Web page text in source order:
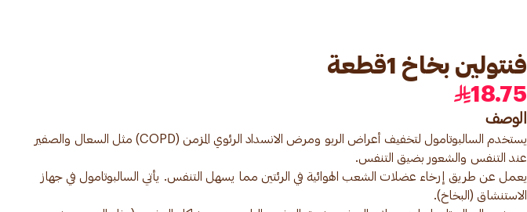
فنتولين بخاخ 1قطعة
18.75
الوصف
يستخدم السالبوتامول لتخفيف أعراض الربو ومرض الانسداد الرئوي المزمن (COPD) مثل السعال والصفير
يعمل عن طريق إرخاء عضلات الشعب الهوائية في الرئتين مما يسهل التنفس. يأتي السالبوتامول في جهاز